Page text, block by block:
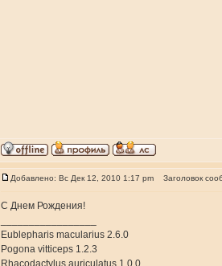
Добавлено: Вс Дек 12, 2010 1:17 pm Заголовок
С Днем Рождения!
Eublepharis macularius 2.6.0
Pogona vitticeps 1.2.3
Rhacodactylus auriculatus 1.0.0